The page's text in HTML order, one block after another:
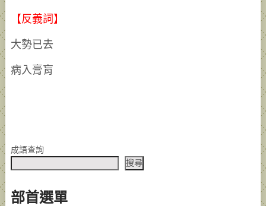
【反義詞】
大勢已去
病入膏肓
成語查詢
搜尋
部首選單